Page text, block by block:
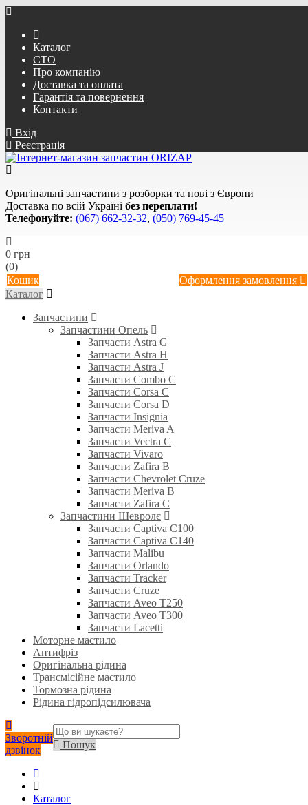
Каталог
СТО
Про компанію
Доставка та оплата
Гарантія та повернення
Контакти
Вхід
Реєстрація
Оригінальні запчастини з розборки та нові з Європи
Доставка по всій Україні без переплати!
Телефонуйте: (067) 662-32-32, (050) 769-45-45
0 грн
(0)
Кошик
Оформлення замовлення
Каталог
Запчастини
Запчастини Опель
Запчасти Astra G
Запчасти Astra H
Запчасти Astra J
Запчасти Combo C
Запчасти Corsa C
Запчасти Corsa D
Запчасти Insignia
Запчасти Meriva A
Запчасти Vectra C
Запчасти Vivaro
Запчасти Zafira B
Запчасти Chevrolet Cruze
Запчасти Meriva B
Запчасти Zafira C
Запчастини Шевролє
Запчасти Captiva C100
Запчасти Captiva C140
Запчасти Malibu
Запчасти Orlando
Запчасти Tracker
Запчасти Cruze
Запчасти Aveo T250
Запчасти Aveo T300
Запчасти Lacetti
Моторне мастило
Антифріз
Оригінальна рідина
Трансмісійне мастило
Тормозна рідина
Рідина гідропідсилювача
Зворотній
дзвінок
Пошук
Каталог